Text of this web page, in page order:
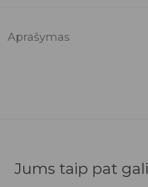
Aprašymas
Jums taip pat